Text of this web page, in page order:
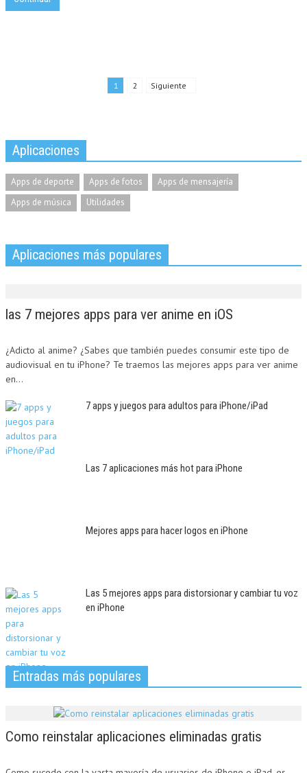
1 2 Siguiente
Aplicaciones
Apps de deporte Apps de fotos
Apps de mensajería
Apps de música
Utilidades
Aplicaciones más populares
las 7 mejores apps para ver anime en iOS
¿Adicto al anime? ¿Sabes que también puedes consumir este tipo de
audiovisual en tu iPhone? Te traemos las mejores apps para ver anime
en...
7 apps y juegos para adultos para iPhone/iPad
Las 7 aplicaciones más hot para iPhone
Mejores apps para hacer logos en iPhone
Las 5 mejores apps para distorsionar y cambiar tu voz
en iPhone
Entradas más populares
Como reinstalar aplicaciones eliminadas gratis